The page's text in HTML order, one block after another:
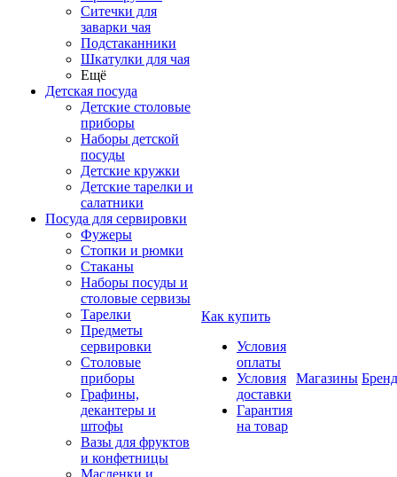
Ситечки для
заварки чая
Подстаканники
Шкатулки для чая
Ещё
Детская посуда
Детские столовые
приборы
Наборы детской
посуды
Детские кружки
Детские тарелки и
салатники
Посуда для сервировки
Фужеры
Стопки и рюмки
Стаканы
Наборы посуды и
столовые сервизы
Тарелки
Предметы
сервировки
Столовые
приборы
Графины,
декантеры и
штофы
Вазы для фруктов
и конфетницы
Масленки и
Как купить
Условия
оплаты
Условия
доставки
Гарантия
на товар
Магазины